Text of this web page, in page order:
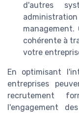
d'autres
cohérente à
votre
En optimisant
entreprises
recrutement
l'engagement